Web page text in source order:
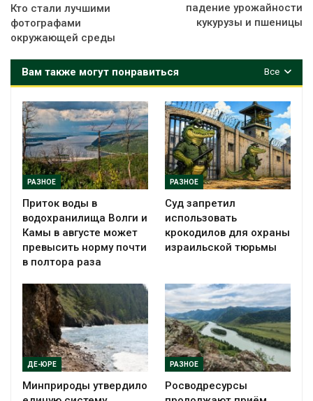
Кто стали лучшими
фотографами
окружающей среды
падение урожайности
кукурузы и пшеницы
Все
Вам также могут понравиться
РАЗНОЕ
Приток воды в
водохранилища Волги и
Камы в августе может
превысить норму почти
в полтора раза
РАЗНОЕ
Суд запретил
использовать
крокодилов для охраны
израильской тюрьмы
ДЕ-ЮРЕ
Минприроды утвердило
РАЗНОЕ
Росводресурсы